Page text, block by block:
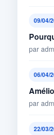
09/04/
par
06/04/
par
22/03/